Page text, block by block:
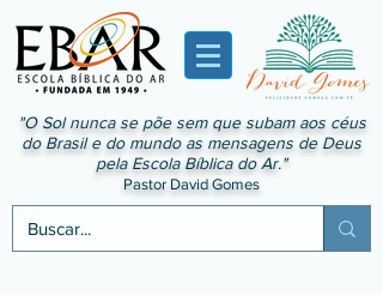
"O Sol nunca se põe sem que subam aos céus
do Brasil e do mundo as mensagens de Deus
pela Escola Bíblica do Ar."
Pastor David Gomes